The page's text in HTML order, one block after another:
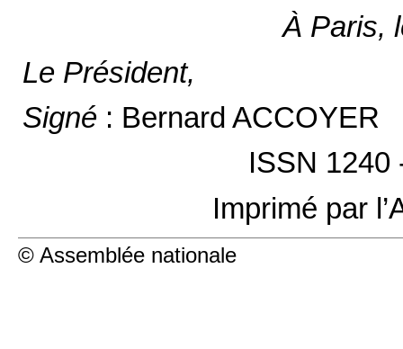
À Paris,
Le Président,
Signé : Bernard ACCOYER
ISSN 1240
Imprimé par
© Assemblée nationale